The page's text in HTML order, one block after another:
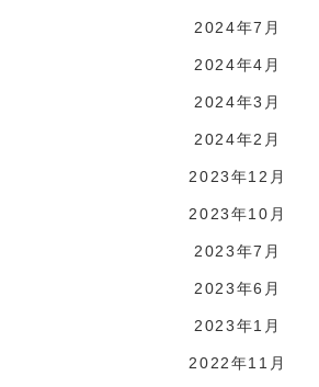
2024年7月
2024年4月
2024年3月
2024年2月
2023年12月
2023年10月
2023年7月
2023年6月
2023年1月
2022年11月